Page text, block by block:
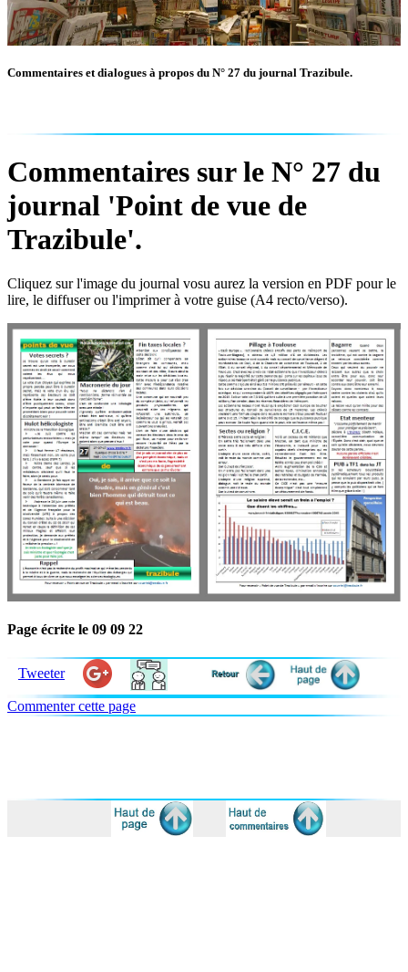
Commentaires et dialogues à propos du N° 27 du journal Trazibule.
Commentaires sur le N° 27 du
journal 'Point de vue de
Trazibule'.
Cliquez sur l'image du journal vosu aurez la version en PDF pour le
lire, le diffuser ou l'imprimer à votre guise (A4 recto/verso).
Page écrite le 09 09 22
Tweeter
Commenter cette page